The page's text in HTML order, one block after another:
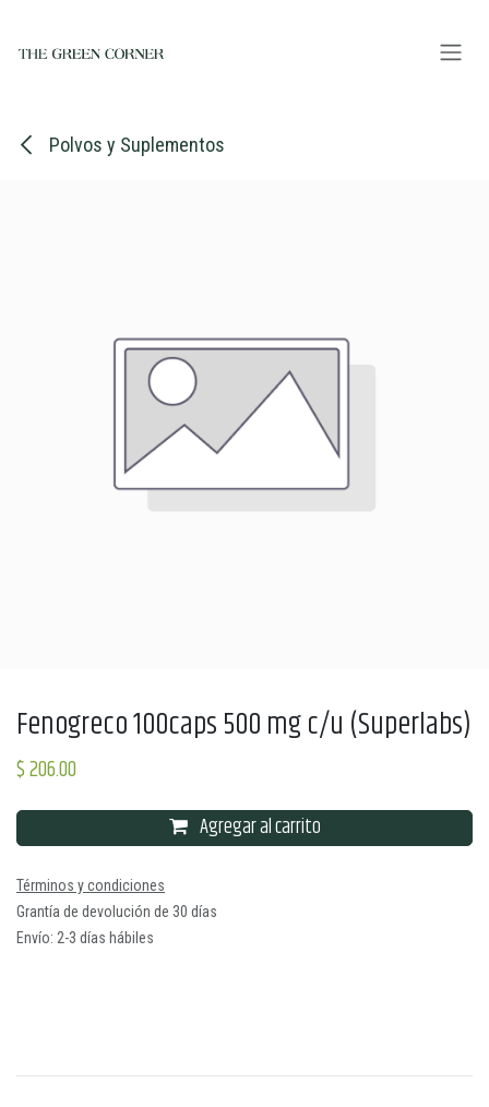
Polvos y Suplementos
Fenogreco 100caps 500 mg c/u (Superlabs)
$206.00
Agregar al carrito
Términos y condiciones
Grantía de devolución de 30 días
Envío: 2-3 días hábiles